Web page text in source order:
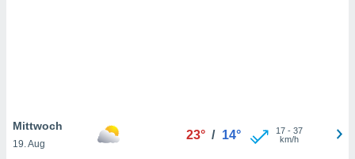
nicht
Mittwoch
19. Aug
23° / 14° 17- 37
km/h